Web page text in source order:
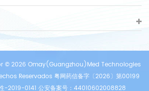
© 2026 Omay(Guangzhou)Med Technologies
Reservados 粤网药信备字〔2026〕第00199
-2019-0141 公安备案号：44010602008828